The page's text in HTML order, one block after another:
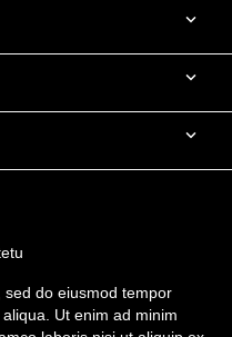



do eiusmod tempor
Ut enim ad minim